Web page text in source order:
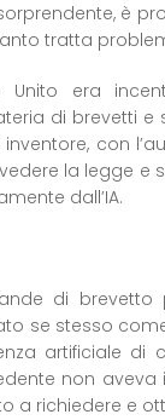
è
tratta
era
di brevetti
con
la legge e
dall’IA.
di brevetto
se stesso
artificiale di
non
a richiedere e